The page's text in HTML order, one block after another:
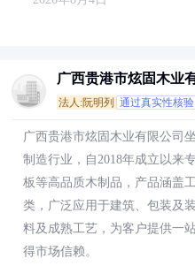
广西贵港市炫固木业
法人:阮明列 通过真实性核验
广西贵港市炫固木业有限公司
制造行业，自2018年成立以来
板等高品质木制品，产品涵盖
类，广泛应用于建筑、包装及
料及成熟工艺，为客户提供一
得市场信赖。